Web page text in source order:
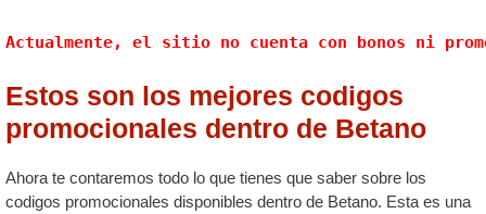
Actualmente, el sitio no cuenta con bonos ni
Estos son los mejores codigos
promocionales dentro de Betano
Ahora te contaremos todo lo que tienes que saber sobre los
codigos promocionales disponibles dentro de Betano. Esta es una